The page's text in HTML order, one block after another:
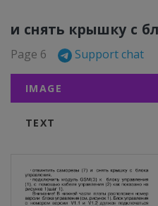
и снять крышку с
Page 6 Support chat
IMAGE
TEXT